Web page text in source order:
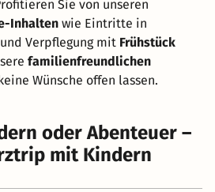
Sie von unseren
Inhalten wie Eintritte in
und Verpflegung mit Frühstück
familienfreundlichen
Wünsche offen lassen.
oder Abenteuer –
mit Kindern